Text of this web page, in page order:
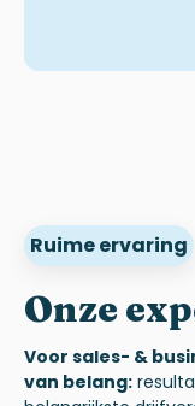
Ruime ervaring
Onze
Voor sales- &
van belang: